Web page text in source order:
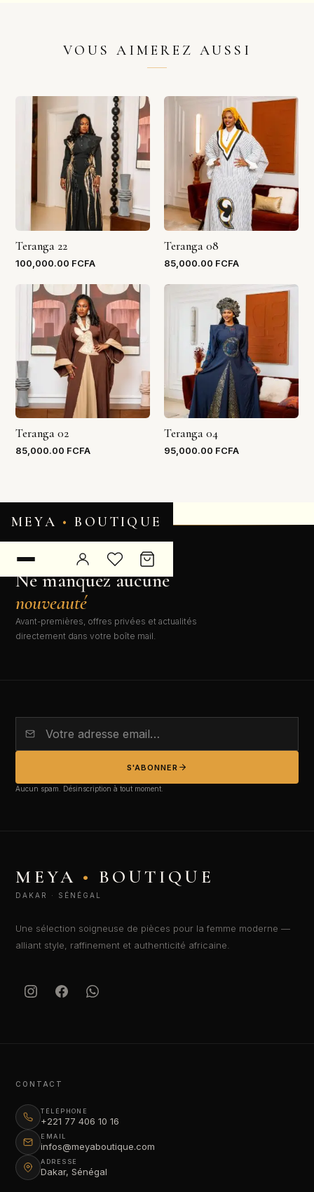
VOUS AIMEREZ AUSSI
Teranga 22
100,000.00 FCFA
Teranga 08
85,000.00 FCFA
Teranga 02
85,000.00 FCFA
Teranga 04
95,000.00 FCFA
MEYA • BOUTIQUE
NEWSLETTER EXCLUSIVE
Ne manquez aucune
nouveauté
Avant-premières, offres privées et actualités
directement dans votre boîte mail.
S'ABONNER
Aucun spam. Désinscription à tout moment.
MEYA • BOUTIQUE
DAKAR · SÉNÉGAL
Une sélection soigneuse de pièces pour la femme moderne —
alliant style, raffinement et authenticité africaine.
CONTACT
TÉLÉPHONE
+221 77 406 10 16
EMAIL
infos@meyaboutique.com
ADRESSE
Dakar, Sénégal